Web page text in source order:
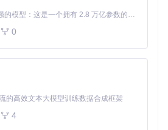
Kimi K3 是Kimi能力最强的模型：这是一个拥有 2.8 万亿参数的混合专家（MoE）模型，具备原生视觉理解能力，并支持 100 万 token 的上下文窗口。
0
的高效文本大模型训练数据合成框架
4